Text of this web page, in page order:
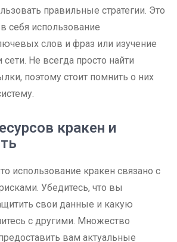
правильные стратегии. Это
себя использование
слов и фраз или изучение
сети. Не всегда просто найти
поэтому стоит помнить о них
кракен и
использование кракен связано с
Убедитесь, что вы
свои данные и какую
с другими. Множество
вам актуальные